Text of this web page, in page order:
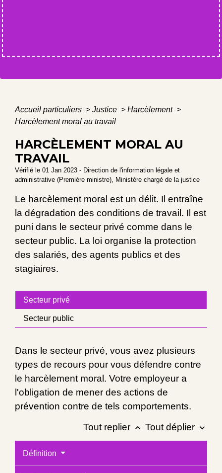
Accueil particuliers > Justice > Harcèlement >
Harcèlement moral au travail
HARCÈLEMENT MORAL AU
TRAVAIL
Vérifié le 01 Jan 2023 - Direction de l'information légale et
administrative (Première ministre), Ministère chargé de la justice
Le harcèlement moral est un délit. Il entraîne
la dégradation des conditions de travail. Il est
puni dans le secteur privé comme dans le
secteur public. La loi organise la protection
des salariés, des agents publics et des
stagiaires.
Secteur privé
Secteur public
Dans le secteur privé, vous avez plusieurs
types de recours pour vous défendre contre
le harcèlement moral. Votre employeur a
l'obligation de mener des actions de
prévention contre de tels comportements.
Tout replier keyboard_arrow_up Tout déplier keyboard_arrow_down
Définition